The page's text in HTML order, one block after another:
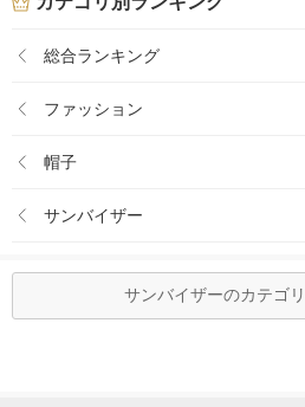
総合ランキング
ファッション
帽子
サンバイザー
サンバイザーのカテゴ